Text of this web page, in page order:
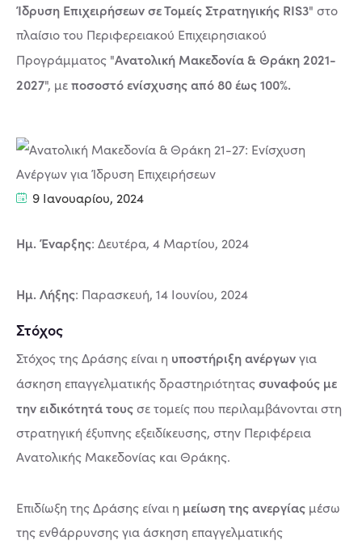
Ίδρυση Επιχειρήσεων σε Τομείς Στρατηγικής RIS3" στο
πλαίσιο του Περιφερειακού Επιχειρησιακού
Προγράμματος "Ανατολική Μακεδονία & Θράκη 2021-
2027", μεποσοστό ενίσχυσης από 80 έως 100%.
9 Ιανουαρίου, 2024
Ημ. Έναρξης: Δευτέρα, 4 Μαρτίου, 2024
Ημ. Λήξης: Παρασκευή, 14 Ιουνίου, 2024
Στόχος
Στόχος της Δράσης είναι η υποστήριξη ανέργωνγια
άσκηση επαγγελματικής δραστηριότηταςσυναφούς με
την ειδικότητά τουςσε τομείς που περιλαμβάνονται στη
στρατηγική έξυπνης εξειδίκευσης, στην Περιφέρεια
Ανατολικής Μακεδονίας και Θράκης.
Επιδίωξη της Δράσης είναι η μείωση της ανεργίας μέσω
της ενθάρρυνσης για άσκηση επαγγελματικής